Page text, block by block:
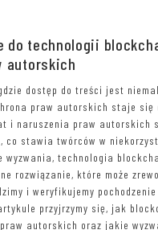
do technologii
autorskich
dostęp do treści jest niemal
praw autorskich staje się
i naruszenia praw autorskich
co stawia twórców w
wyzwania, technologia
rozwiązanie, które może
i weryfikujemy
przyjrzymy się, jak
autorskich oraz jakie